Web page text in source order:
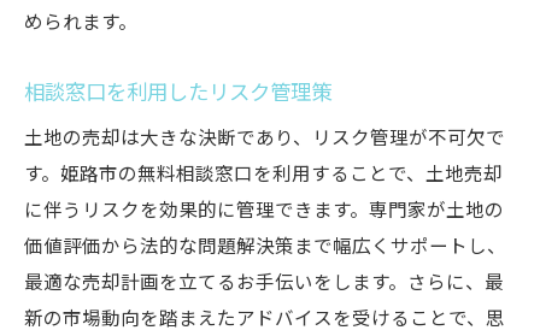
められます。
相談窓口を利用したリスク管理策
土地の売却は大きな決断であり、リスク管理が不可欠で
す。姫路市の無料相談窓口を利用することで、土地売却
に伴うリスクを効果的に管理できます。専門家が土地の
価値評価から法的な問題解決策まで幅広くサポートし、
最適な売却計画を立てるお手伝いをします。さらに、最
新の市場動向を踏まえたアドバイスを受けることで、思